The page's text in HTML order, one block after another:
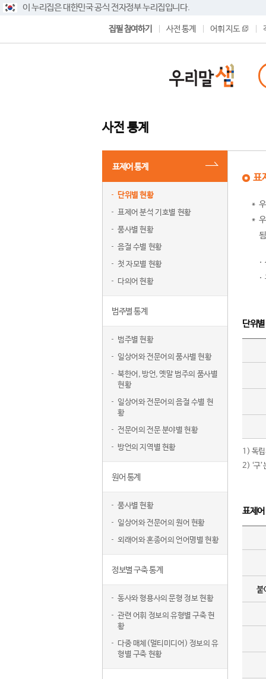
이 누리집은 대한민국 공식 전자정부 누리집입니다.
집필 참여하기 사전 통계 어휘 지도
사전 통계
표제어 통계
단위별 현황
표제어 분석 기호별 현황
품사별 현황
음절 수별 현황
첫 자모별 현황
다의어 현황
범주별 통계
범주별 현황
일상어와 전문어의 품사별 현황
북한어, 방언, 옛말 범주의 품사별
현황
일상어와 전문어의 음절 수별 현
황
전문어의 전문 분야별 현황
방언의 지역별 현황
원어 통계
품사별 현황
일상어와 전문어의 원어 현황
외래어와 혼종어의 언어명별 현황
정보별 구축 통계
동사와 형용사의 문형 정보 현황
관련 어휘 정보의 유형별 구축 현
황
다중 매체(멀티미디어) 정보의 유
형별 구축 현황
표
단위
1) 독립
2) ‘구
표제
붙